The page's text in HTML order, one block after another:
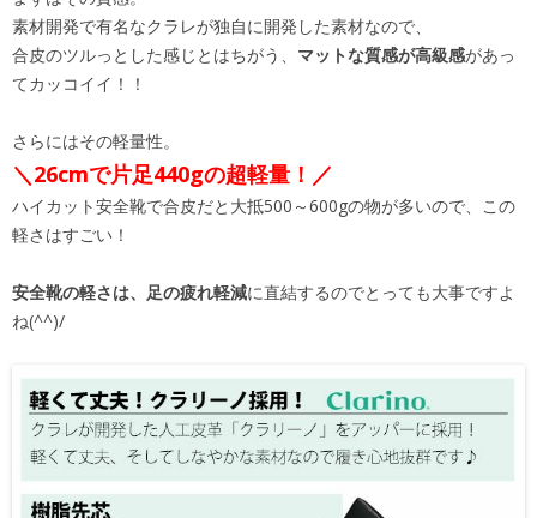
素材開発で有名なクラレが独自に開発した素材なので、
合皮のツルっとした感じとはちがう、 マットな質感が高級感があっ
てカッコイイ！！
さらにはその軽量性。
＼26cmで片足440gの超軽量！／
ハイカット安全靴で合皮だと大抵500～600gの物が多いので、この
軽さはすごい！
安全靴の軽さは、足の疲れ軽減に直結するのでとっても大事ですよ
ね(^^)/